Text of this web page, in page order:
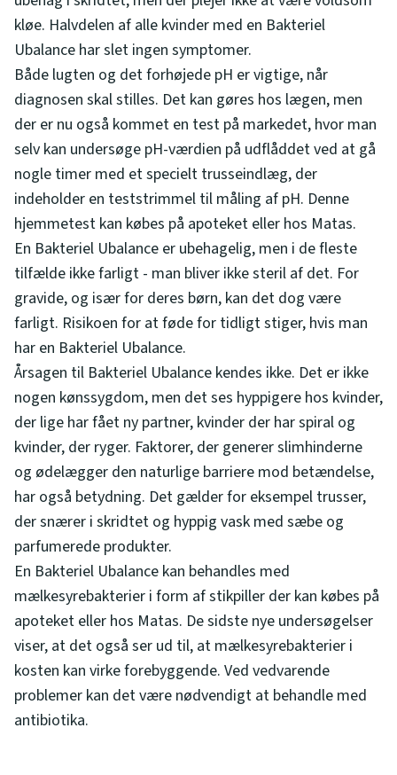
kløe. Halvdelen af alle kvinder med en Bakteriel
Ubalance har slet ingen symptomer.
Både lugten og det forhøjede pH er vigtige, når
diagnosen skal stilles. Det kan gøres hos lægen, men
der er nu også kommet en test på markedet, hvor man
selv kan undersøge pH-værdien på udflåddet ved at gå
nogle timer med et specielt trusseindlæg, der
indeholder en teststrimmel til måling af pH. Denne
hjemmetest kan købes på apoteket eller hos Matas.
En Bakteriel Ubalance er ubehagelig, men i de fleste
tilfælde ikke farligt - man bliver ikke steril af det. For
gravide, og især for deres børn, kan det dog være
farligt. Risikoen for at føde for tidligt stiger, hvis man
har en Bakteriel Ubalance.
Årsagen til Bakteriel Ubalance kendes ikke. Det er ikke
nogen kønssygdom, men det ses hyppigere hos kvinder,
der lige har fået ny partner, kvinder der har spiral og
kvinder, der ryger. Faktorer, der generer slimhinderne
og ødelægger den naturlige barriere mod betændelse,
har også betydning. Det gælder for eksempel trusser,
der snærer i skridtet og hyppig vask med sæbe og
parfumerede produkter.
En Bakteriel Ubalance kan behandles med
mælkesyrebakterier i form af stikpiller der kan købes på
apoteket eller hos Matas. De sidste nye undersøgelser
viser, at det også ser ud til, at mælkesyrebakterier i
kosten kan virke forebyggende. Ved vedvarende
problemer kan det være nødvendigt at behandle med
antibiotika.